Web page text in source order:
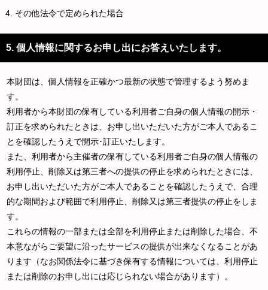
その他法令で定められた場合
5. 個人情報に関するお申し出にお答えいたします。
本財団は、個人情報を正確かつ最新の状態で管理するよう努めま
す。
利用者から本財団の保有している利用者ご自身の個人情報の開示・
訂正を求められたときは、お申し出いただいた方がご本人であるこ
とを確認したうえで開示･訂正いたします。
また、利用者から主催者の保有している利用者ご自身の個人情報の
利用停止、削除又は第三者への提供の停止を求められたときには、
お申し出いただいた方がご本人であることを確認したうえで、合理
的な期間および範囲で利用停止、削除又は第三者提供の停止をしま
す。
これらの情報の一部または全部を利用停止または削除した場合、不
本意ながらご要望に沿ったサービスの提供が出来なくなることがあ
ります（なお関係法令に基づき保有する情報については、利用停止
または削除のお申し出には応じられない場合があります）。